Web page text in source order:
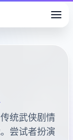
统武侠剧情
尝试者扮演